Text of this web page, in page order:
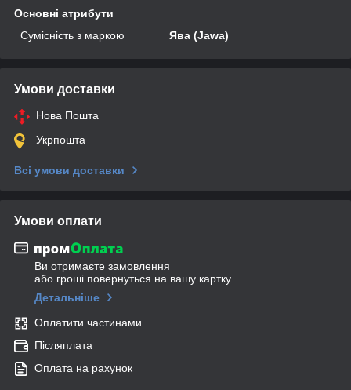
Основні атрибути
Сумісність з маркою
Ява (Jawa)
Умови доставки
Нова Пошта
Укрпошта
Всі умови доставки
Умови оплати
Ви отримаєте замовлення
або гроші повернуться на вашу картку
Детальніше
Оплатити частинами
Післяплата
Оплата на рахунок